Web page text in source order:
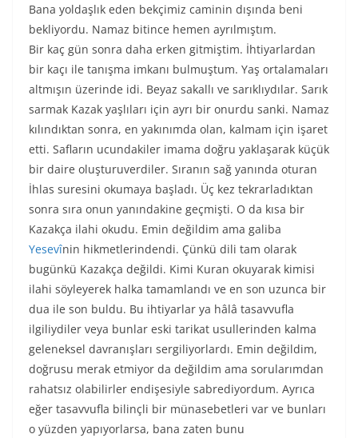
Bana yoldaşlık eden bekçimiz caminin dışında beni
bekliyordu. Namaz bitince hemen ayrılmıştım.
Bir kaç gün sonra daha erken gitmiştim. İhtiyarlardan
bir kaçı ile tanışma imkanı bulmuştum. Yaş ortalamaları
altmışın üzerinde idi. Beyaz sakallı ve sarıklıydılar. Sarık
sarmak Kazak yaşlıları için ayrı bir onurdu sanki. Namaz
kılındıktan sonra, en yakınımda olan, kalmam için işaret
etti. Safların ucundakiler imama doğru yaklaşarak küçük
bir daire oluşturuverdiler. Sıranın sağ yanında oturan
İhlas suresini okumaya başladı. Üç kez tekrarladıktan
sonra sıra onun yanındakine geçmişti. O da kısa bir
Kazakça ilahi okudu. Emin değildim ama galiba
Yesevînin hikmetlerindendi. Çünkü dili tam olarak
bugünkü Kazakça değildi. Kimi Kuran okuyarak kimisi
ilahi söyleyerek halka tamamlandı ve en son uzunca bir
dua ile son buldu. Bu ihtiyarlar ya hâlâ tasavvufla
ilgiliydiler veya bunlar eski tarikat usullerinden kalma
geleneksel davranışları sergiliyorlardı. Emin değildim,
doğrusu merak etmiyor da değildim ama sorularımdan
rahatsız olabilirler endişesiyle sabrediyordum. Ayrıca
eğer tasavvufla bilinçli bir münasebetleri var ve bunları
o yüzden yapıyorlarsa, bana zaten bunu